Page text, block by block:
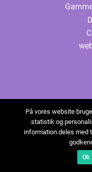
På vores website
statistik og
information deles med
Ok